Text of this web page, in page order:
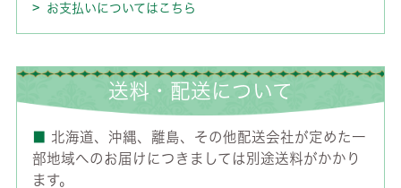
お支払いについてはこちら
送料・配送について
北海道、沖縄、離島、その他配送会社が定めた一
部地域へのお届けにつきましては別途送料がかかり
ます。